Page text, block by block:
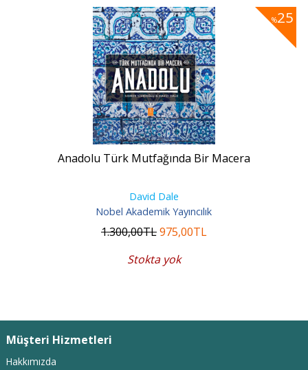
%25
Anadolu Türk Mutfağında Bir Macera
David Dale
Nobel Akademik Yayıncılık
1.300,00TL975,00TL
Stokta yok
Müşteri Hizmetleri
Hakkımızda